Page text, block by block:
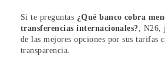
Si te preguntas ¿Qué banco cobra
transferencias internacionales?
,
de las mejores opciones por sus tarifas
transparencia.